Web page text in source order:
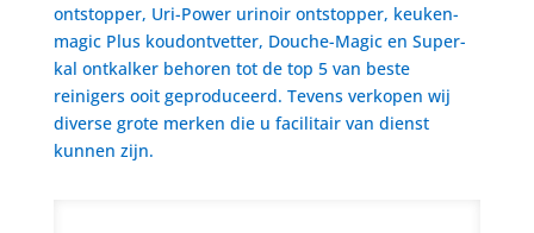
ontstopper, Uri-Power urinoir ontstopper, keuken-
magic Plus koudontvetter, Douche-Magic en Super-
kal ontkalker behoren tot de top 5 van beste
reinigers ooit geproduceerd. Tevens verkopen wij
diverse grote merken die u facilitair van dienst
kunnen zijn.